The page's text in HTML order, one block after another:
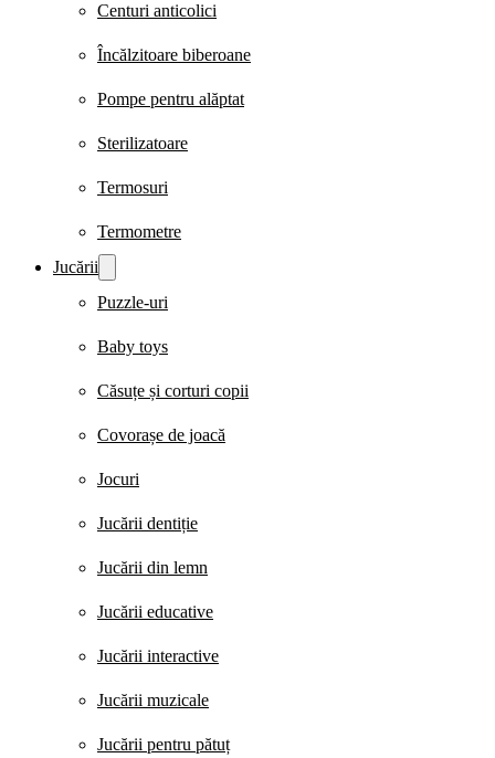
Centuri anticolici
Încălzitoare biberoane
Pompe pentru alăptat
Sterilizatoare
Termosuri
Termometre
Jucării
Puzzle-uri
Baby toys
Căsuțe și corturi copii
Covorașe de joacă
Jocuri
Jucării dentiție
Jucării din lemn
Jucării educative
Jucării interactive
Jucării muzicale
Jucării pentru pătuț